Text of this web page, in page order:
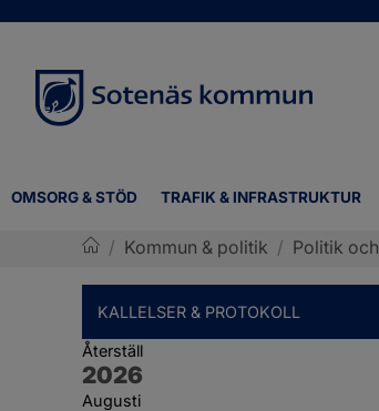
OMSORG & STÖD TRAFIK & INFRASTRUKTUR
/ Kommun & politik / Politik
KALLELSER & PROTOKOLL
Återställ
År:
2026
Augusti